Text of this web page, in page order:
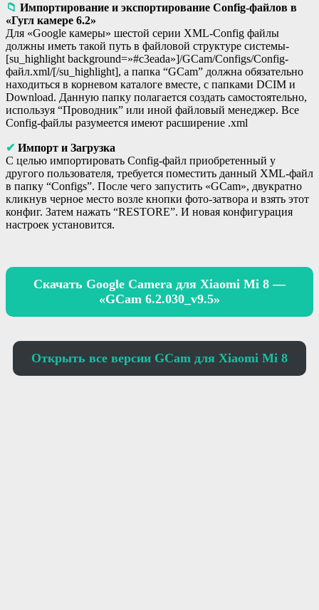
📁 Импортирование и экспортирование Config-файлов в
«Гугл камере 6.2»
Для «Google камеры» шестой серии XML-Config файлы
должны иметь такой путь в файловой структуре системы-
[su_highlight background=»#c3eada»]/GCam/Configs/Config-
файл.xml/[/su_highlight], а папка “GCam” должна обязательно
находиться в корневом каталоге вместе, с папками DCIM и
Download. Данную папку полагается создать самостоятельно,
используя “Проводник” или иной файловый менеджер. Все
Config-файлы разумеется имеют расширение .xml
✔ Импорт и Загрузка
С целью импортировать Config-файл приобретенный у
другого пользователя, требуется поместить данный XML-файл
в папку “Configs”. После чего запустить «GCam», двукратно
кликнув черное место возле кнопки фото-затвора и взять этот
конфиг. Затем нажать “RESTORE”. И новая конфигурация
настроек установится.
Скачать Google Camera для Xiaomi Mi 8 —
«GCam 6.2.030_v9.5»
Открыть все версии GCam для Xiaomi Mi 8